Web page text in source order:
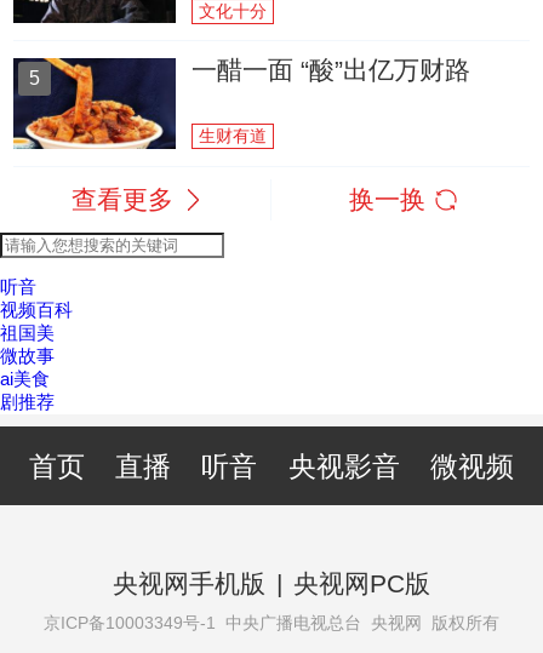
文化十分
5 一醋一面 “酸”出亿万财路
生财有道
查看更多 换一换
听音
视频百科
祖国美
微故事
ai美食
剧推荐
首页 直播 听音 央视影音 微视频
央视网手机版 | 央视网PC版
京ICP备10003349号-1 中央广播电视总台 央视网 版权所有